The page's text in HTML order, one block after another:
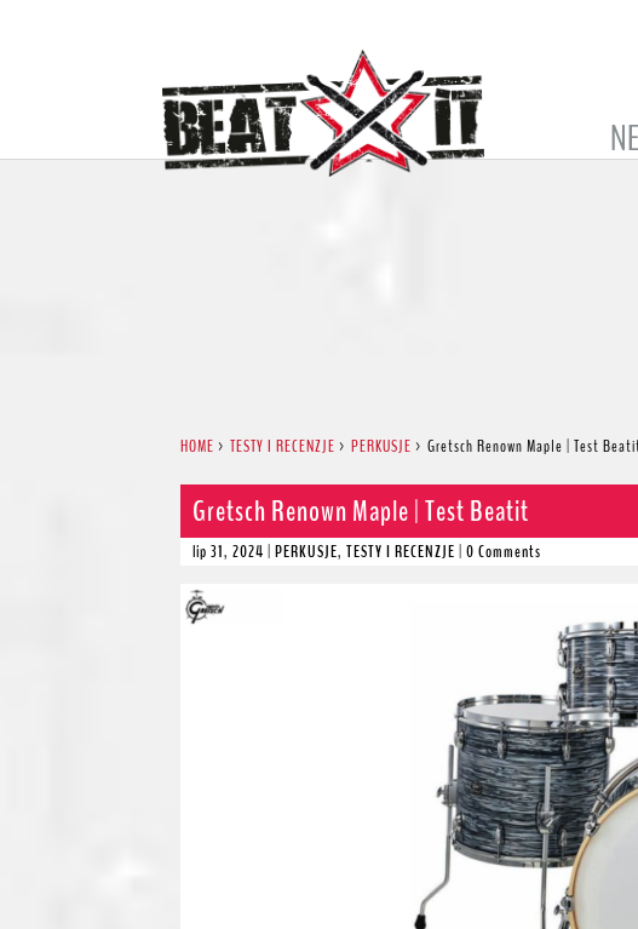
HOME >TESTY I RECENZJE >PERKUSJE >Gretsch Renown Maple | Test
Gretsch Renown Maple | Test Beatit
lip 31, 2024 |PERKUSJE,TESTY I RECENZJE |0 Comments